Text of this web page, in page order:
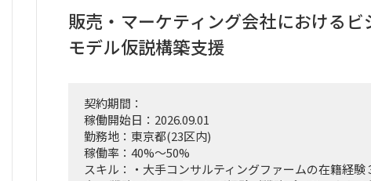
販売・マーケティング会社におけるビ
モデル仮説構築支援
契約期間：
稼働開始日：2026.09.01
勤務地：東京都(23区内)
稼働率：40%～50%
スキル：・大手コンサルティングファームの在籍経験